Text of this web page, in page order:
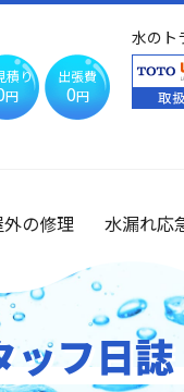
積り
円
出張費
0円
水のト
外の修理 水漏れ応
ッフ日誌